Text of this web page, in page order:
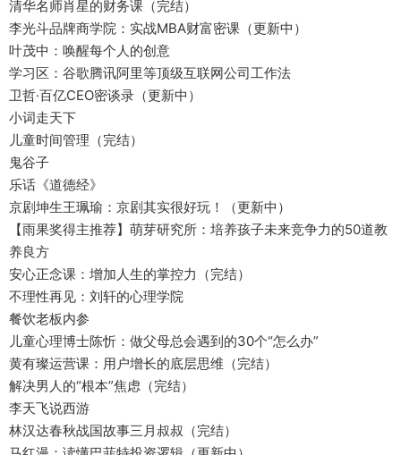
清华名师肖星的财务课（完结）
李光斗品牌商学院：实战MBA财富密课（更新中）
叶茂中：唤醒每个人的创意
学习区：谷歌腾讯阿里等顶级互联网公司工作法
卫哲·百亿CEO密谈录（更新中）
小词走天下
儿童时间管理（完结）
鬼谷子
乐话《道德经》
京剧坤生王珮瑜：京剧其实很好玩！（更新中）
【雨果奖得主推荐】萌芽研究所：培养孩子未来竞争力的50道教
养良方
安心正念课：增加人生的掌控力（完结）
不理性再见：刘轩的心理学院
餐饮老板内参
儿童心理博士陈忻：做父母总会遇到的30个“怎么办”
黄有璨运营课：用户增长的底层思维（完结）
解决男人的“根本”焦虑（完结）
李天飞说西游
林汉达春秋战国故事三月叔叔（完结）